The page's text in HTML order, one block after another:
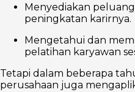
Menyediakan
peningkatan karirnya.
Mengetahui dan
pelatihan karyawan
Tetapi dalam beberapa
perusahaan juga